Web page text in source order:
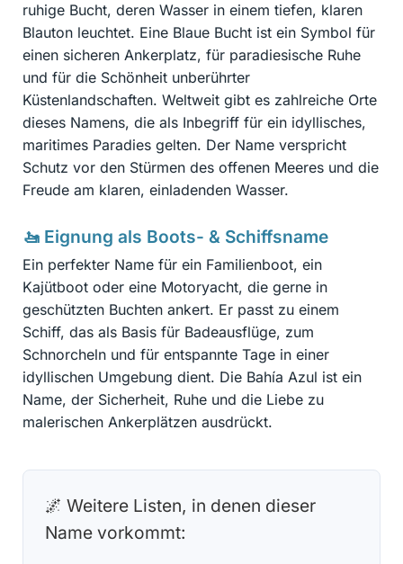
ruhige Bucht, deren Wasser in einem tiefen, klaren
Blauton leuchtet. Eine Blaue Bucht ist ein Symbol für
einen sicheren Ankerplatz, für paradiesische Ruhe
und für die Schönheit unberührter
Küstenlandschaften. Weltweit gibt es zahlreiche Orte
dieses Namens, die als Inbegriff für ein idyllisches,
maritimes Paradies gelten. Der Name verspricht
Schutz vor den Stürmen des offenen Meeres und die
Freude am klaren, einladenden Wasser.
🚤 Eignung als Boots- & Schiffsname
Ein perfekter Name für ein Familienboot, ein
Kajütboot oder eine Motoryacht, die gerne in
geschützten Buchten ankert. Er passt zu einem
Schiff, das als Basis für Badeausflüge, zum
Schnorcheln und für entspannte Tage in einer
idyllischen Umgebung dient. Die Bahía Azul ist ein
Name, der Sicherheit, Ruhe und die Liebe zu
malerischen Ankerplätzen ausdrückt.
🌌 Weitere Listen, in denen dieser
Name vorkommt: